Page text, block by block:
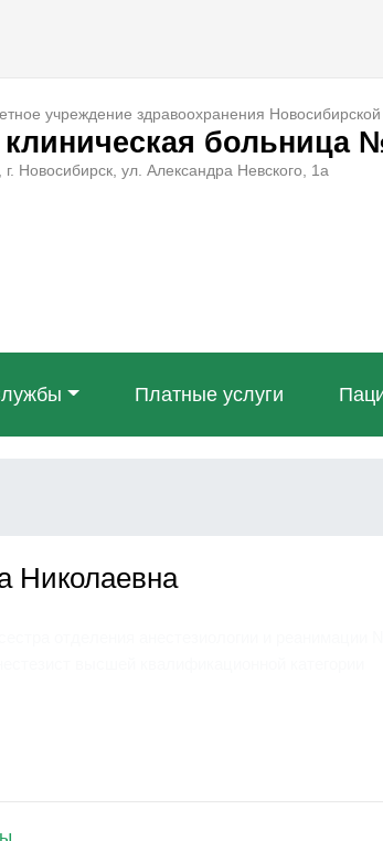
учреждение здравоохранения Новосибирской
клиническая больница
Новосибирск, ул. Александра Невского, 1а
Платные услуги
Николаевна